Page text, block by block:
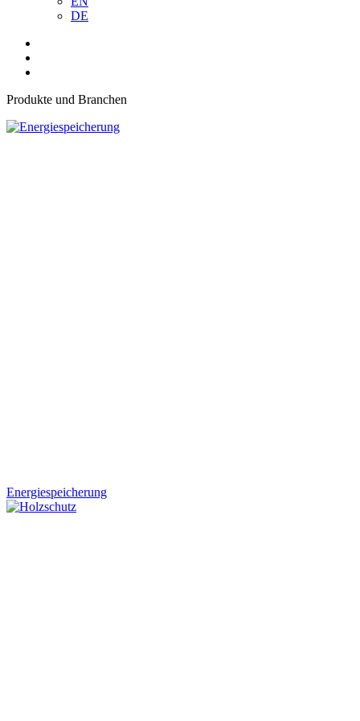
DE
Produkte und Branchen
Energiespeicherung